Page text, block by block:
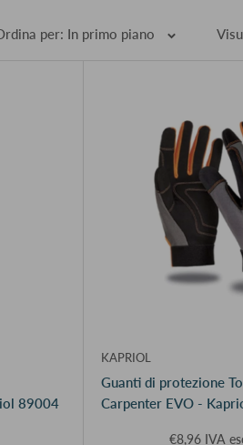
per: In primo piano
89004
KAPRIOL
Guanti di protezione
Carpenter EVO -
€8,96 IVA